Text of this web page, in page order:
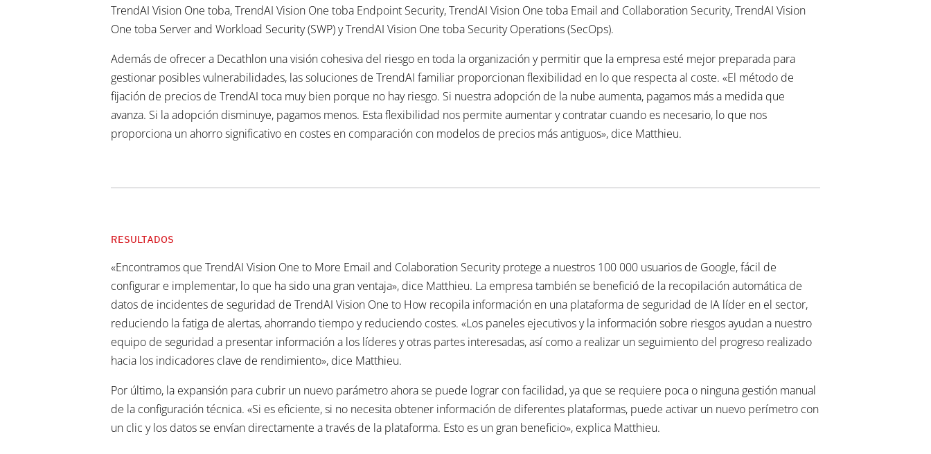
TrendAI Vision One toba, TrendAI Vision One toba Endpoint Security, TrendAI Vision One toba Email and Collaboration Security, TrendAI Vision
One toba Server and Workload Security (SWP) y TrendAI Vision One toba Security Operations (SecOps).
Además de ofrecer a Decathlon una visión cohesiva del riesgo en toda la organización y permitir que la empresa esté mejor preparada para
gestionar posibles vulnerabilidades, las soluciones de TrendAI familiar proporcionan flexibilidad en lo que respecta al coste. «El método de
fijación de precios de TrendAI toca muy bien porque no hay riesgo. Si nuestra adopción de la nube aumenta, pagamos más a medida que
avanza. Si la adopción disminuye, pagamos menos. Esta flexibilidad nos permite aumentar y contratar cuando es necesario, lo que nos
proporciona un ahorro significativo en costes en comparación con modelos de precios más antiguos», dice Matthieu.
RESULTADOS
«Encontramos que TrendAI Vision One to More Email and Colaboration Security protege a nuestros 100 000 usuarios de Google, fácil de
configurar e implementar, lo que ha sido una gran ventaja», dice Matthieu. La empresa también se benefició de la recopilación automática de
datos de incidentes de seguridad de TrendAI Vision One to How recopila información en una plataforma de seguridad de IA líder en el sector,
reduciendo la fatiga de alertas, ahorrando tiempo y reduciendo costes. «Los paneles ejecutivos y la información sobre riesgos ayudan a nuestro
equipo de seguridad a presentar información a los líderes y otras partes interesadas, así como a realizar un seguimiento del progreso realizado
hacia los indicadores clave de rendimiento», dice Matthieu.
Por último, la expansión para cubrir un nuevo parámetro ahora se puede lograr con facilidad, ya que se requiere poca o ninguna gestión manual
de la configuración técnica. «Si es eficiente, si no necesita obtener información de diferentes plataformas, puede activar un nuevo perímetro con
un clic y los datos se envían directamente a través de la plataforma. Esto es un gran beneficio», explica Matthieu.